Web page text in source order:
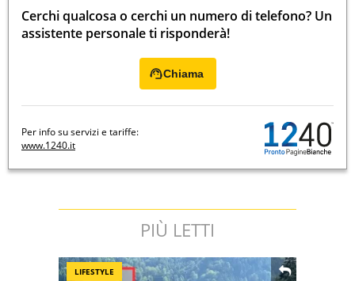
Cerchi qualcosa o cerchi un numero di telefono? Un
assistente personale ti risponderà!
Chiama
Per info su servizi e tariffe:
www.1240.it
PIÙ LETTI
LIFESTYLE